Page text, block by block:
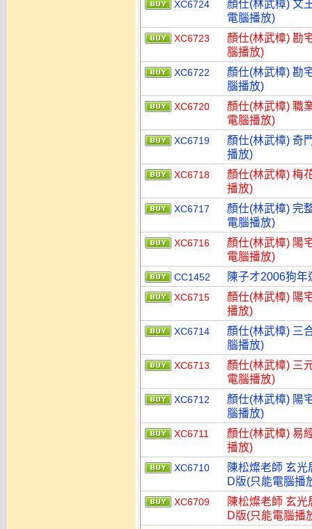
XC6724
顏仕(林武樟) 文
電腦播放)
XC6723
顏仕(林武樟) 勘
腦播放)
XC6722
顏仕(林武樟) 勘
腦播放)
XC6720
顏仕(林武樟) 職
電腦播放)
XC6719
顏仕(林武樟) 奇
播放)
XC6718
顏仕(林武樟) 梅
播放)
XC6717
顏仕(林武樟) 完
電腦播放)
XC6716
顏仕(林武樟) 陽
電腦播放)
CC1452 陳子才2006狗
XC6715
顏仕(林武樟) 陽
播放)
XC6714
顏仕(林武樟) 三
腦播放)
XC6713
顏仕(林武樟) 三
電腦播放)
XC6712
顏仕(林武樟) 陽
腦播放)
XC6711
顏仕(林武樟) 易
播放)
XC6710
陳松燦老師 玄
D版(只能電腦播
XC6709
陳松燦老師 玄
D版(只能電腦播